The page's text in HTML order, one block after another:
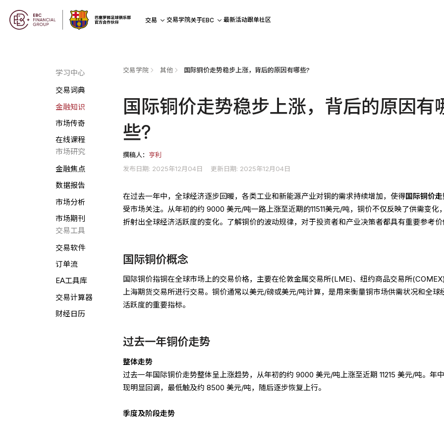
交易 交易学院关于EBC 最新活动跟单社区
学习中心
交易词典
金融知识
市场传奇
在线课程
市场研究
金融焦点
数据报告
市场分析
市场期刊
交易工具
交易软件
订单流
EA工具库
交易计算器
财经日历
交易学院 其他 国际铜价走势稳步上涨，背后的原因有哪些?
国际铜价走势稳步上涨，背后的原因有
些?
撰稿人： 亨利
发布日期: 2025年12月04日
更新日期: 2025年12月04日
在过去一年中，全球经济逐步回暖，各类工业和新能源产业对铜的需求持续增加，使得国际铜价
受市场关注。从年初的约 9000 美元/吨一路上涨至近期的11511美元/吨，铜价不仅反映了供需变化
折射出全球经济活跃度的变化。了解铜价的波动规律，对于投资者和产业决策者都具有重要参考价
国际铜价概念
国际铜价指铜在全球市场上的交易价格，主要在伦敦金属交易所(LME)、纽约商品交易所
上海期货交易所进行交易。铜价通常以美元/磅或美元/吨计算，是用来衡量铜市场供需状况和全球
活跃度的重要指标。
过去一年铜价走势
整体走势
过去一年国际铜价走势整体呈上涨趋势，从年初的约 9000 美元/吨上涨至近期 11215 美元/吨。年
现明显回调，最低触及约 8500 美元/吨，随后逐步恢复上行。
季度及阶段走势